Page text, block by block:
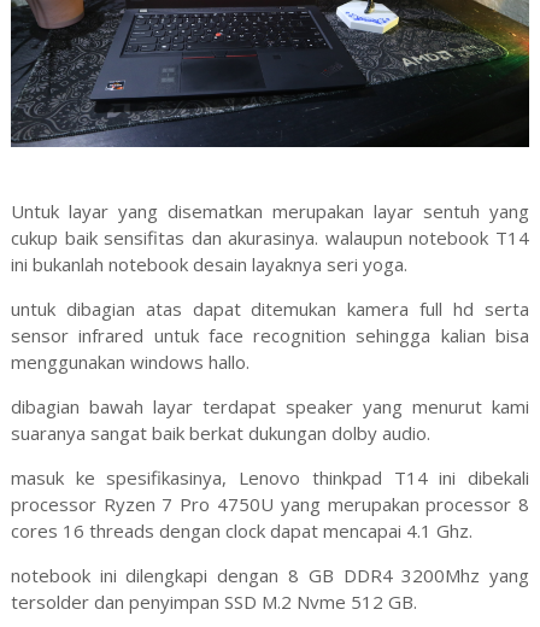
Untuk layar yang disematkan merupakan layar sentuh yang
cukup baik sensifitas dan akurasinya. walaupun notebook T14
ini bukanlah notebook desain layaknya seri yoga.
untuk dibagian atas dapat ditemukan kamera full hd serta
sensor infrared untuk face recognition sehingga kalian bisa
menggunakan windows hallo.
dibagian bawah layar terdapat speaker yang menurut kami
suaranya sangat baik berkat dukungan dolby audio.
masuk ke spesifikasinya, Lenovo thinkpad T14 ini dibekali
processor Ryzen 7 Pro 4750U yang merupakan processor 8
cores 16 threads dengan clock dapat mencapai 4.1 Ghz.
notebook ini dilengkapi dengan 8 GB DDR4 3200Mhz yang
tersolder dan penyimpan SSD M.2 Nvme 512 GB.